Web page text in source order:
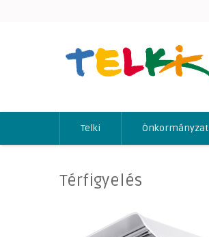
Telki Önkormányzat
Térfigyelés